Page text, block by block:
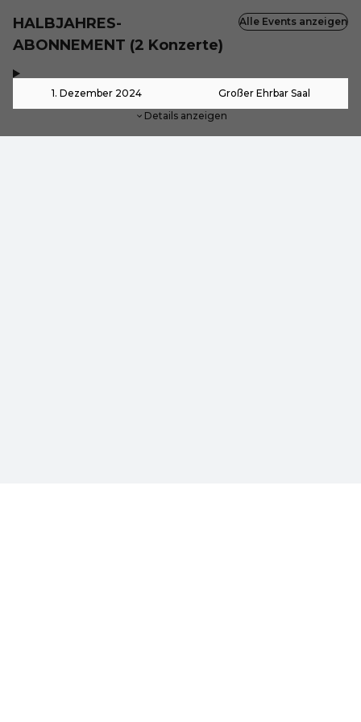
HALBJAHRES-
ABONNEMENT (2 Konzerte)
1. Dezember 2024 Großer Ehrbar Saal
Details anzeigen
Alle Events anzeigen